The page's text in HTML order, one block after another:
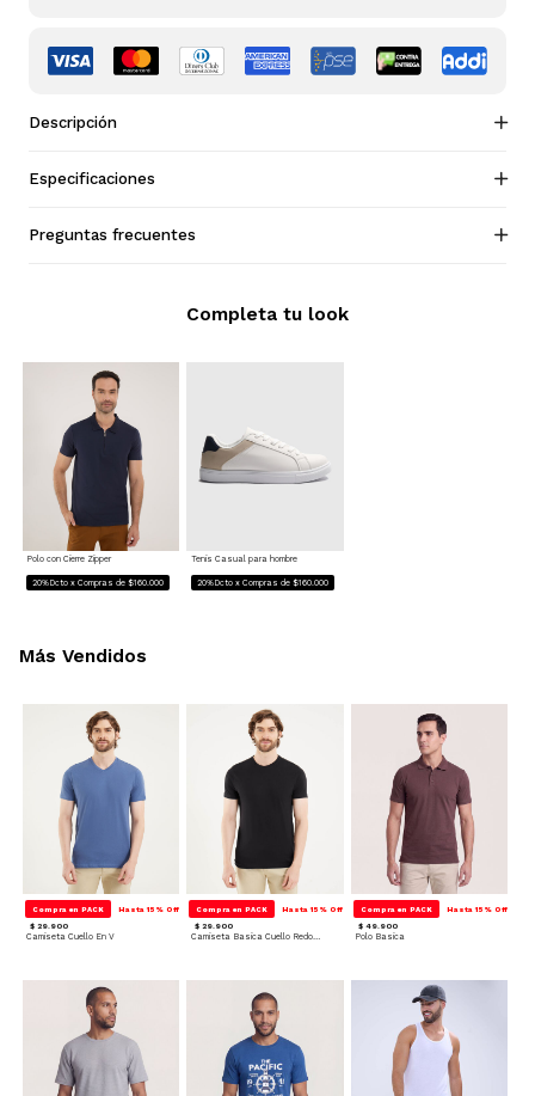
Descripción
Especificaciones
Preguntas frecuentes
Polo con Cierre Zipper
20%Dcto x Compras de $160.000
Tenis Casual para hombre
20%Dcto x Compras de $160.000
Completa tu look
Compra en PACK Hasta 15% Off
$ 29.900
Camiseta Cuello En V
Compra en PACK Hasta 15% Off
$ 29.900
Camiseta Basica Cuello Redondo
Compra en PACK Hasta 15% Off
$ 49.900
Polo Basica
Más Vendidos